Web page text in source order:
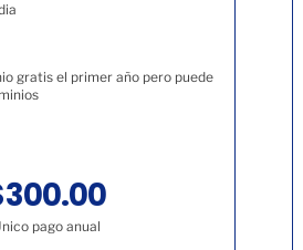
gratis el primer año pero puede
pago anual